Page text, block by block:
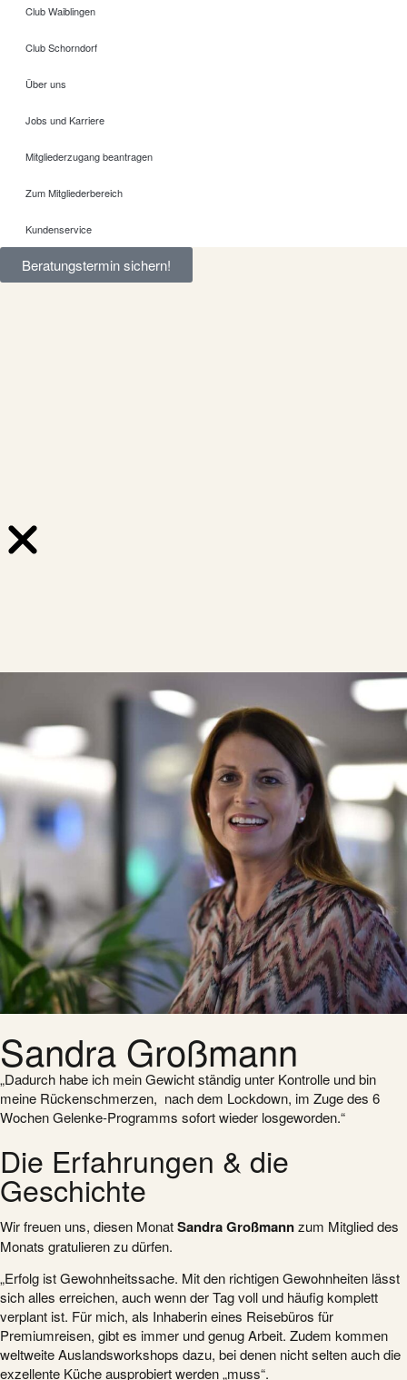
Club Waiblingen
Club Schorndorf
Über uns
Jobs und Karriere
Mitgliederzugang beantragen
Zum Mitgliederbereich
Kundenservice
Beratungstermin sichern!
Sandra Großmann
„Dadurch habe ich mein Gewicht ständig unter Kontrolle und bin
meine Rückenschmerzen, nach dem Lockdown, im Zuge des 6
Wochen Gelenke-Programms sofort wieder losgeworden.“
Die Erfahrungen & die
Geschichte
Wir freuen uns, diesen MonatSandra Großmannzum Mitglied des
Monats gratulieren zu dürfen.
„Erfolg ist Gewohnheitssache. Mit den richtigen Gewohnheiten lässt
sich alles erreichen, auch wenn der Tag voll und häufig komplett
verplant ist. Für mich, als Inhaberin eines Reisebüros für
Premiumreisen, gibt es immer und genug Arbeit. Zudem kommen
weltweite Auslandsworkshops dazu, bei denen nicht selten auch die
exzellente Küche ausprobiert werden „muss“.